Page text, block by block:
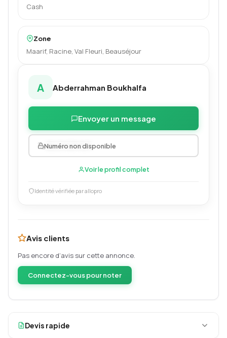
Cash
Zone
Maarif, Racine, Val Fleuri, Beauséjour
A Abderrahman Boukhalfa
Envoyer un message
0619420414
Numéro non disponible
Voir le profil complet
Identité vérifiée par allopro
Avis clients
Pas encore d’avis sur cette annonce.
Connectez-vous pour noter
Devis rapide